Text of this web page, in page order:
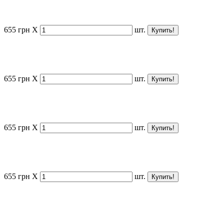
655 грн X шт.
655 грн X шт.
655 грн X шт.
655 грн X шт.